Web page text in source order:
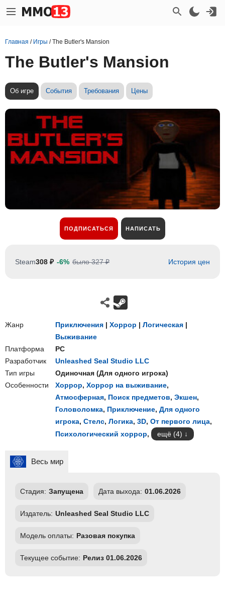
Главная / Игры /The Butler's Mansion
The Butler's Mansion
Об игре События Требования Цены
ПОДПИСАТЬСЯ НАПИСАТЬ
Steam308 ₽ -6% было 327 ₽ История цен
Жанр Приключения | Хоррор | Логическая |
Выживание
Платформа
PC
Разработчик
Unleashed Seal Studio LLC
Тип игры
Одиночная (Для одного игрока)
Особенности
Хоррор, Хоррор на выживание,
Атмосферная, Поиск предметов, Экшен,
Головоломка, Приключение, Для одного
игрока, Стелс, Логика, 3D, От первого лица,
Психологический хоррор, ещё (4)
Весь мир
Стадия: Запущена Дата выхода: 01.06.2026
Издатель: Unleashed Seal Studio LLC
Модель оплаты: Разовая покупка
Текущее событие: Релиз 01.06.2026